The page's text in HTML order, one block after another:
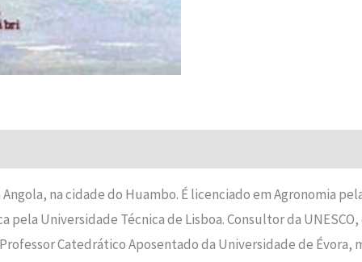
na cidade do Huambo. É licenciado em Agronomia
pela Universidade Técnica de Lisboa. Consultor da
Catedrático Aposentado da Universidade de Évora,